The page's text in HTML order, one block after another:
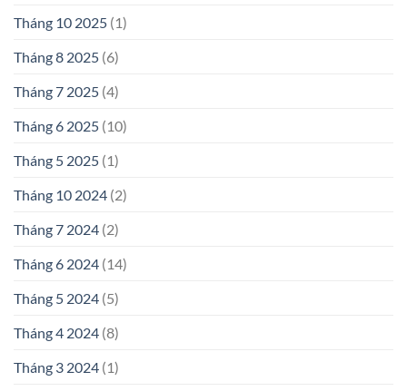
Tháng 10 2025 (1)
Tháng 8 2025 (6)
Tháng 7 2025 (4)
Tháng 6 2025 (10)
Tháng 5 2025 (1)
Tháng 10 2024 (2)
Tháng 7 2024 (2)
Tháng 6 2024 (14)
Tháng 5 2024 (5)
Tháng 4 2024 (8)
Tháng 3 2024 (1)